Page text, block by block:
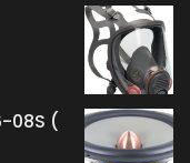
08S (